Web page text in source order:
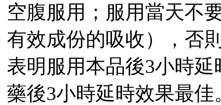
空腹服用；服用當天不
有效成份的吸收），否
表明服用本品後3小時
藥後3小時延時效果最